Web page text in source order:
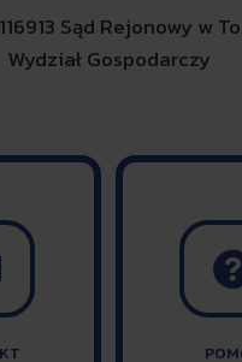
Sąd Rejonowy w
Wydział Gospodarczy